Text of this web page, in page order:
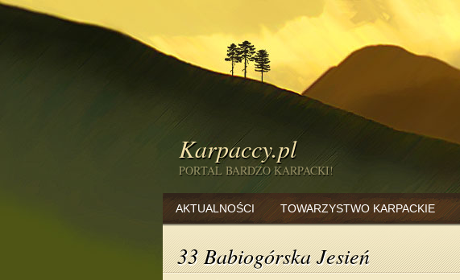
Karpaccy.pl
PORTAL BARDZO KARPACKI!
AKTUALNOŚCI TOWARZYSTWO KARPACKIE
33 Babiogórska Jesień